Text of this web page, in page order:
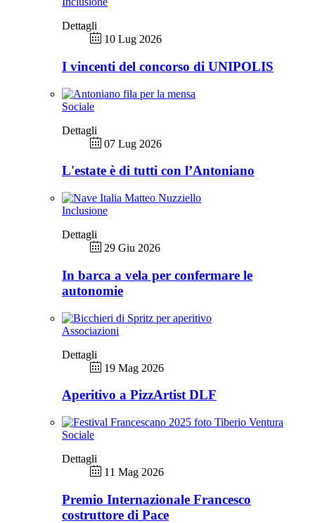
Dettagli
10 Lug 2026
I vincenti del concorso di UNIPOLIS
Sociale
Dettagli
07 Lug 2026
L'estate è di tutti con l’Antoniano
Inclusione
Dettagli
29 Giu 2026
In barca a vela per confermare le
autonomie
Associazioni
Dettagli
19 Mag 2026
Aperitivo a PizzArtist DLF
Sociale
Dettagli
11 Mag 2026
Premio Internazionale Francesco
costruttore di Pace